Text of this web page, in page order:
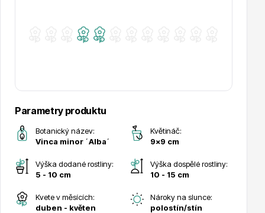
Substráty, hnojiva, kůra
Parametry produktu
Botanický název:
Vinca minor ´Alba´
Květináč:
9x9 cm
Výška dodané rostliny:
5 - 10 cm
Výška dospělé rostliny:
10 - 15 cm
Kvete v měsících:
duben - květen
Nároky na slunce:
polostín/stín